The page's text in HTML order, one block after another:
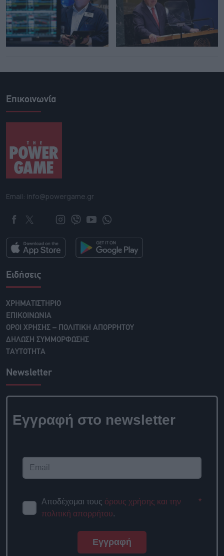
Επικοινωνία
Email: info@powergame.gr
Ειδήσεις
ΧΡΗΜΑΤΙΣΤΗΡΙΟ
ΕΠΙΚΟΙΝΩΝΙΑ
ΟΡΟΙ ΧΡΗΣΗΣ – ΠΟΛΙΤΙΚΗ ΑΠΟΡΡΗΤΟΥ
ΔΗΛΩΣΗ ΣΥΜΜΟΡΦΩΣΗΣ
ΤΑΥΤΟΤΗΤΑ
Newsletter
Εγγραφή στο newsletter
Αποδέχομαι τους όρους χρήσης και την
πολιτική απορρήτου.
*
Εγγραφή